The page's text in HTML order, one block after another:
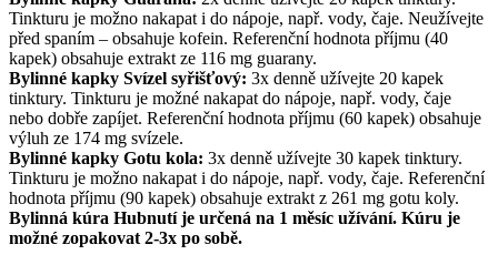
Tinkturu je možno nakapat i do nápoje, např. vody, čaje. Neužívejte
před spaním – obsahuje kofein. Referenční hodnota příjmu (40
kapek) obsahuje extrakt ze 116 mg guarany.
Bylinné kapky Svízel syřišťový: 3x denně užívejte 20 kapek
tinktury. Tinkturu je možné nakapat do nápoje, např. vody, čaje
nebo dobře zapíjet. Referenční hodnota příjmu (60 kapek) obsahuje
výluh ze 174 mg svízele.
Bylinné kapky Gotu kola: 3x denně užívejte 30 kapek tinktury.
Tinkturu je možno nakapat i do nápoje, např. vody, čaje. Referenční
hodnota příjmu (90 kapek) obsahuje extrakt z 261 mg gotu koly.
Bylinná kúra Hubnutí je určená na 1 měsíc užívání. Kúru je
možné zopakovat 2-3x po sobě.